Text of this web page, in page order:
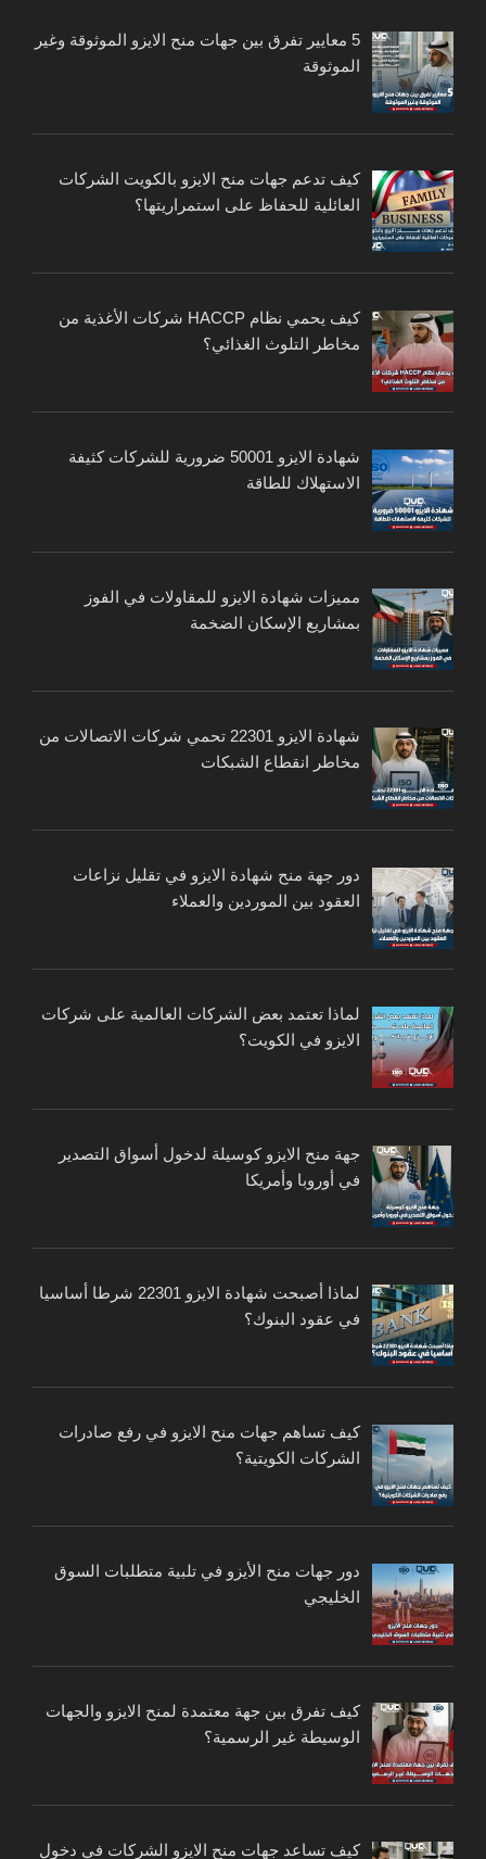
5 معايير تفرق بين جهات منح الايزو الموثوقة وغير
الموثوقة
كيف تدعم جهات منح الايزو بالكويت الشركات
العائلية للحفاظ على استمراريتها؟
كيف يحمي نظام HACCP شركات الأغذية من
مخاطر التلوث الغذائي؟
شهادة الايزو 50001 ضرورية للشركات كثيفة
الاستهلاك للطاقة
مميزات شهادة الايزو للمقاولات في الفوز
بمشاريع الإسكان الضخمة
شهادة الايزو 22301 تحمي شركات الاتصالات من
مخاطر انقطاع الشبكات
دور جهة منح شهادة الايزو في تقليل نزاعات
العقود بين الموردين والعملاء
لماذا تعتمد بعض الشركات العالمية على شركات
الايزو في الكويت؟
جهة منح الايزو كوسيلة لدخول أسواق التصدير
في أوروبا وأمريكا
لماذا أصبحت شهادة الايزو 22301 شرطا أساسيا
في عقود البنوك؟
كيف تساهم جهات منح الايزو في رفع صادرات
الشركات الكويتية؟
دور جهات منح الأيزو في تلبية متطلبات السوق
الخليجي
كيف تفرق بين جهة معتمدة لمنح الايزو والجهات
الوسيطة غير الرسمية؟
كيف تساعد جهات منح الايزو الشركات في دخول